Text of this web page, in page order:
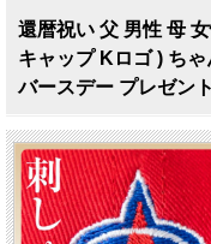
還暦祝い 父 男性 母
キャップ Kロゴ ) ち
バースデー プレゼン